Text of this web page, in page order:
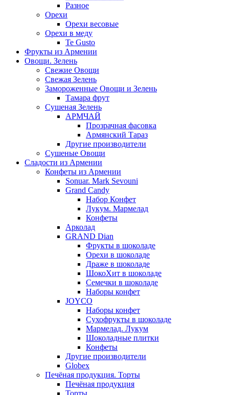
Разное
Орехи
Орехи весовые
Орехи в меду
Te Gusto
Фрукты из Армении
Овощи. Зелень
Свежие Овощи
Свежая Зелень
Замороженные Овощи и Зелень
Тамара фрут
Сушеная Зелень
АРМЧАЙ
Прозрачная фасовка
Армянский Тараз
Другие производители
Сушеные Овощи
Сладости из Армении
Конфеты из Армении
Sonuar. Mark Sevouni
Grand Candy
Набор Конфет
Лукум. Мармелад
Конфеты
Арколад
GRAND Dian
Фрукты в шоколаде
Орехи в шоколаде
Драже в шоколаде
ШокоХит в шоколаде
Семечки в шоколаде
Наборы конфет
JOYCO
Наборы конфет
Сухофрукты в шоколаде
Мармелад. Лукум
Шоколадные плитки
Конфеты
Другие производители
Globex
Печёная продукция. Торты
Печёная продукция
Торты